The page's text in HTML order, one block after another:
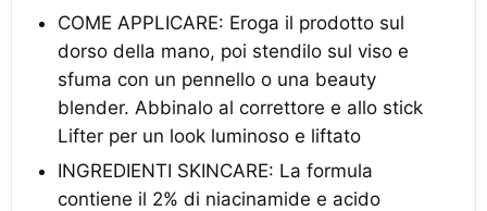
COME APPLICARE: Eroga il prodotto sul
dorso della mano, poi stendilo sul viso e
sfuma con un pennello o una beauty
blender. Abbinalo al correttore e allo stick
Lifter per un look luminoso e liftato
INGREDIENTI SKINCARE: La formula
contiene il 2% di niacinamide e acido